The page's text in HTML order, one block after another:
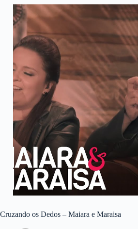
Cruzando os Dedos – Maiara e Maraisa